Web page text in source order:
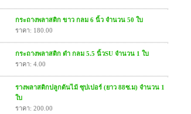
กระถางพลาสติก ขาว กลม 6 นิ้ว จำนวน 50 ใบ
ราคา: 180.00
กระถางพลาสติก ดำ กลม 5.5 นิ้วSU จำนวน 1 ใบ
ราคา: 4.00
รางพลาสติกปลูกต้นไม้ ซุปเปอร์ (ยาว 88ซ.ม) จำนวน 1
ใบ
ราคา: 200.00